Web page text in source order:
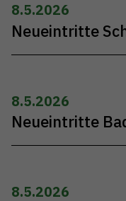
8.5.2026
Neueintritte
8.5.2026
Neueintritte
8.5.2026